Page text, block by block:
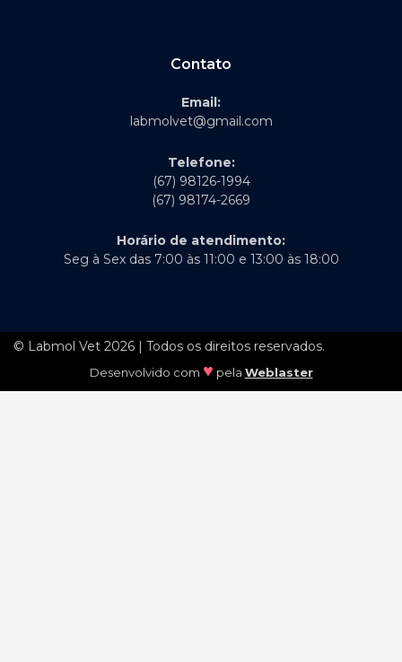
Contato
Email:
labmolvet@gmail.com
Telefone:
(67) 98126-1994
(67) 98174-2669
Horário de atendimento:
Seg à Sex das 7:00 às 11:00 e 13:00 às 18:00
© Labmol Vet 2026 | Todos os direitos reservados.
Desenvolvido com ♥ pela Weblaster